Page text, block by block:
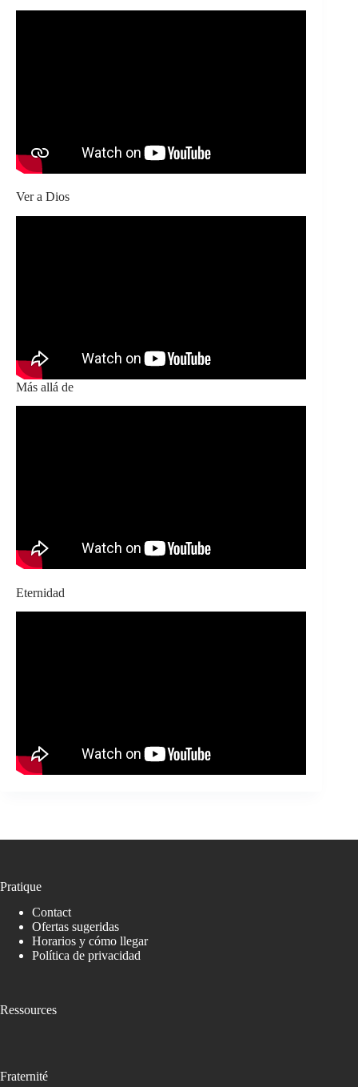
Ver a Dios
Más allá de
Eternidad
Pratique
Contact
Ofertas sugeridas
Horarios y cómo llegar
Política de privacidad
Ressources
Fraternité